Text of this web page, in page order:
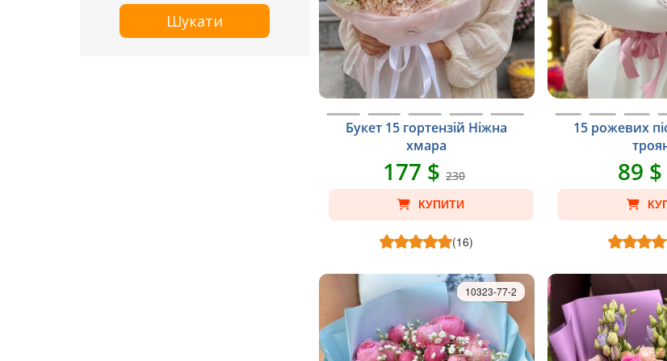
Шукати
Букет 15 гортензій Ніжна
хмара
177 $230
КУПИТИ
(16)
15 рожевих
89
10323-77-2